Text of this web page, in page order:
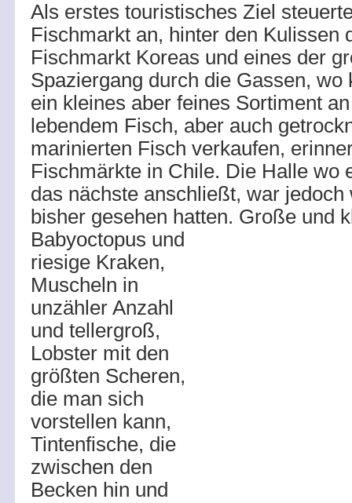
Als erstes touristisches Ziel
Fischmarkt an, hinter den Kulissen
Fischmarkt Koreas und eines der
Spaziergang durch die Gassen, wo
ein kleines aber feines Sortiment
lebendem Fisch, aber auch
marinierten Fisch verkaufen,
Fischmärkte in Chile. Die Halle wo
das nächste anschließt, war
bisher gesehen hatten. Große und
Babyoctopus und
riesige Kraken,
Muscheln in
unzähler Anzahl
und tellergroß,
Lobster mit den
größten Scheren,
die man sich
vorstellen kann,
Tintenfische, die
zwischen den
Becken hin und